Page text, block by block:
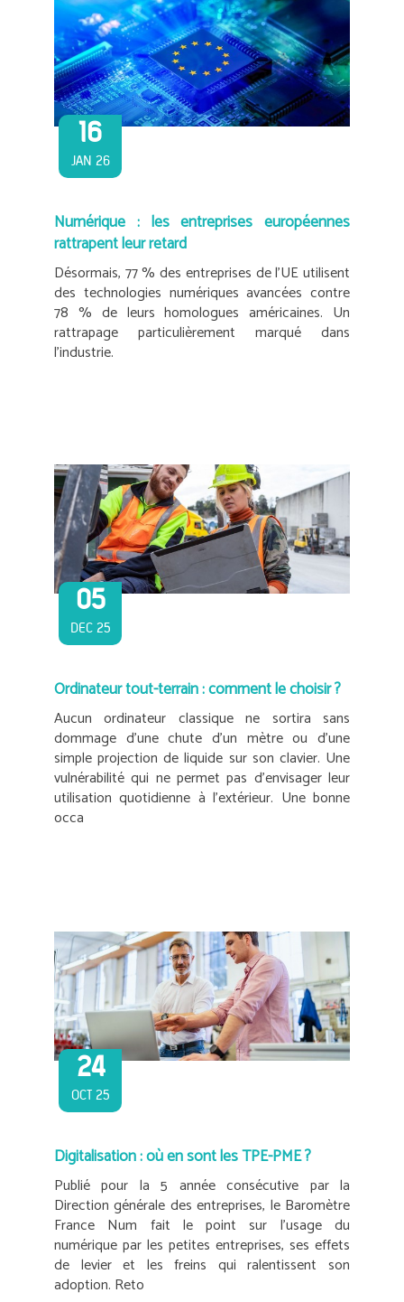
16
JAN 26
Numérique : les entreprises européennes
rattrapent leur retard
Désormais, 77 % des entreprises de l’UE utilisent
des technologies numériques avancées contre
78 % de leurs homologues américaines. Un
rattrapage particulièrement marqué dans
l’industrie.
05
DEC 25
Ordinateur tout-terrain : comment le choisir ?
Aucun ordinateur classique ne sortira sans
dommage d’une chute d’un mètre ou d’une
simple projection de liquide sur son clavier. Une
vulnérabilité qui ne permet pas d’envisager leur
utilisation quotidienne à l’extérieur. Une bonne
occa
24
OCT 25
Digitalisation : où en sont les TPE-PME ?
Publié pour la 5 année consécutive par la
Direction générale des entreprises, le Baromètre
France Num fait le point sur l’usage du
numérique par les petites entreprises, ses effets
de levier et les freins qui ralentissent son
adoption. Reto